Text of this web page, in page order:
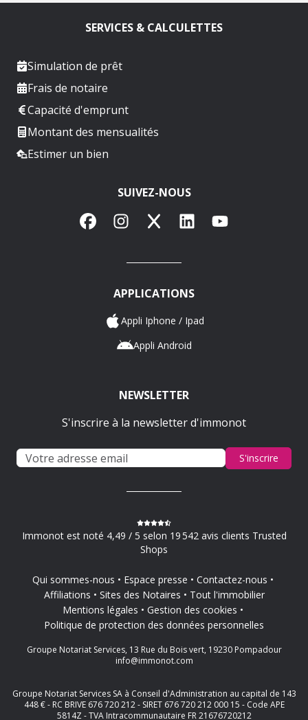
SERVICES & CALCULETTES
Simulation de prêt
Frais de notaire
Capacité d'emprunt
Montant des mensualités
Estimer un bien
SUIVEZ-NOUS
FacebookInstagram
X LinkedInYouTube
APPLICATIONS
Appli Iphone / Ipad
Appli Android
NEWSLETTER
S'inscrire à la newsletter d'immonot
S'inscrire
Immonot est noté 4,49 / 5 selon 19 542 avis clients Trusted
Shops
Qui sommes-nous Espace presse
Contactez-nous
Affiliations
Sites des Notaires
Tout l'immobilier
Mentions légales
Gestion des cookies
Politique de protection des données personnelles
Groupe Notariat Services, 13 Rue du Bois vert, 19230 Pompadour
info@immonot.com
Groupe Notariat Services SA à Conseil d'Administration au capital de 143
448 € - RC BRIVE 676 720 212 - SIRET 676 720 212 000 15 - Code APE
5814Z - TVA Intracommunautaire FR 21676720212